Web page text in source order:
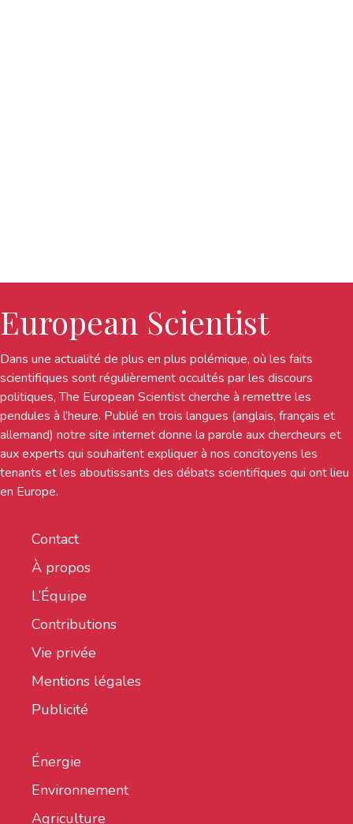
European Scientist
Dans une actualité de plus en plus polémique, où les faits
scientifiques sont régulièrement occultés par les discours
politiques, The European Scientist cherche à remettre les
pendules à l’heure. Publié en trois langues (anglais, français et
allemand) notre site internet donne la parole aux chercheurs et
aux experts qui souhaitent expliquer à nos concitoyens les
tenants et les aboutissants des débats scientifiques qui ont lieu
en Europe.
Contact
À propos
L’Équipe
Contributions
Vie privée
Mentions légales
Publicité
Énergie
Environnement
Agriculture